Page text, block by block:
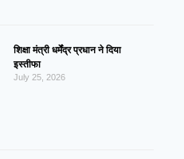
शिक्षा मंत्री धर्मेंद्र प्रधान ने दिया
इस्तीफा
July 25, 2026